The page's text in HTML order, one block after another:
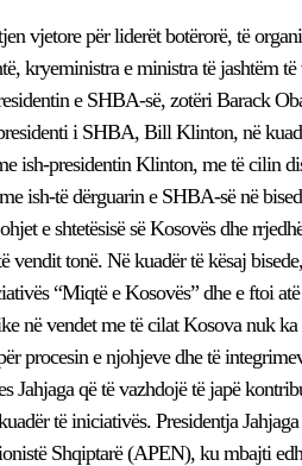
vjetore për liderët botërorë, të
kryeministra e ministra të jashtëm
e SHBA-së, zotëri Barack
i SHBA, Bill Klinton, në
ish-presidentin Klinton, me të cilin
ish-të dërguarin e SHBA-së në
e shtetësisë së Kosovës dhe
vendit tonë. Në kuadër të kësaj
“Miqtë e Kosovës” dhe e ftoi
në vendet me të cilat Kosova nuk
procesin e njohjeve dhe të
Jahjaga që të vazhdojë të japë
të iniciativës. Presidentja
Shqiptarë (APEN), ku mbajti